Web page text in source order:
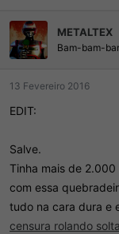
s
:
METALTEX
Bam-bam-
13 Fevereiro 2016
EDIT:
Salve.
Tinha mais de
com essa
tudo na cara dura e
censura rolando